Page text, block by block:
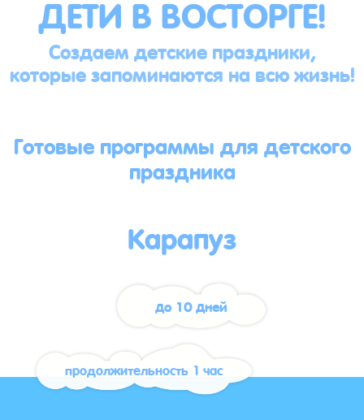
Создаем детские праздники,
которые запоминаются на всю жизнь!
Готовые программы для детского
праздника
Карапуз
до 10 дней
продолжительность 1 час